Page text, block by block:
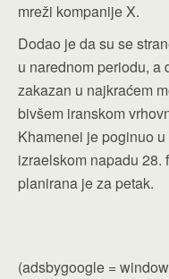
mreži kompanije X.
Dodao je da su se
u narednom periodu, a
zakazan u najkraćem
bivšem iranskom
Khamenei je poginuo
izraelskom napadu 28.
planirana je za petak.
(adsbygoogle =